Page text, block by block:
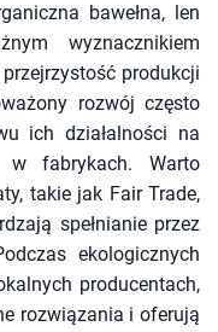
bawełna, len
wyznacznikiem
produkcji
rozwój często
ich działalności na
w fabrykach. Warto
takie jak Fair Trade,
spełnianie przez
ekologicznych
producentach,
rozwiązania i oferują